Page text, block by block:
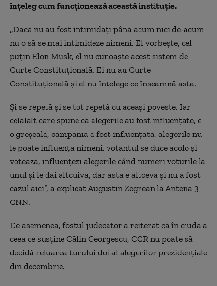
înțeleg cum funcționează această instituție.
„Dacă nu au fost intimidați până acum nici de-acum
nu o să se mai intimideze nimeni. El vorbește, cel
puțin Elon Musk, el nu cunoaște acest sistem de
Curte Constituțională. Ei nu au Curte
Constituțională și el nu înțelege ce înseamnă asta.
Și se repetă și se tot repetă cu aceași poveste. Iar
celălalt care spune că alegerile au fost influențate, e
o greșeală, campania a fost influențată, alegerile nu
le poate influența nimeni, votantul se duce acolo și
votează, influențezi alegerile când numeri voturile la
unul și le dai altcuiva, dar asta e altceva și nu a fost
cazul aici”, a explicat Augustin Zegrean la Antena 3
CNN.
De asemenea, fostul judecător a reiterat că în ciuda a
ceea ce susține Călin Georgescu, CCR nu poate să
decidă reluarea turului doi al alegerilor prezidențiale
din decembrie.